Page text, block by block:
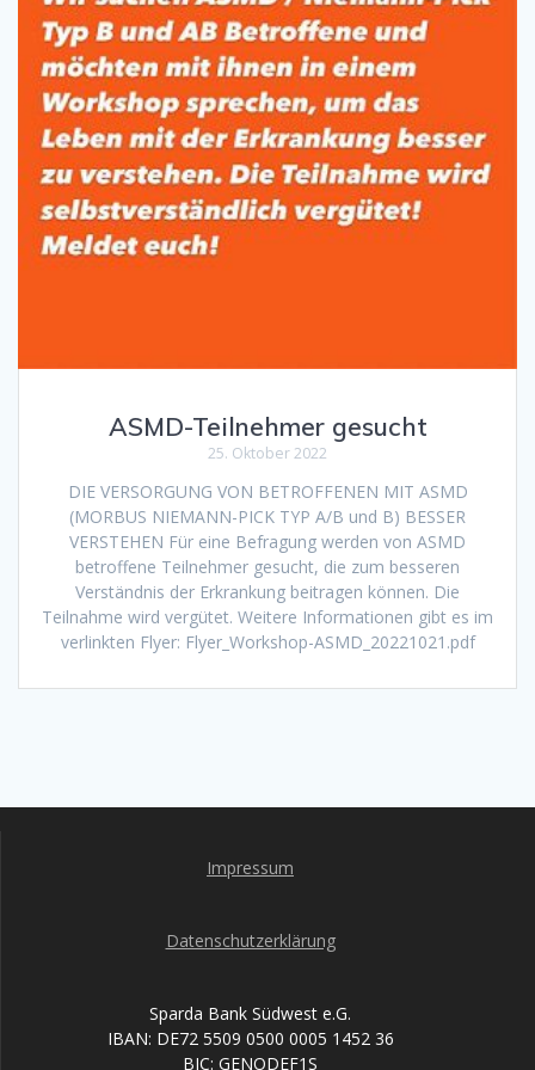
ASMD-Teilnehmer gesucht
25. Oktober 2022
DIE VERSORGUNG VON BETROFFENEN MIT ASMD
(MORBUS NIEMANN-PICK TYP A/B und B) BESSER
VERSTEHEN Für eine Befragung werden von ASMD
betroffene Teilnehmer gesucht, die zum besseren
Verständnis der Erkrankung beitragen können. Die
Teilnahme wird vergütet. Weitere Informationen gibt es im
verlinkten Flyer: Flyer_Workshop-ASMD_20221021.pdf
Impressum
Datenschutzerklärung
Sparda Bank Südwest e.G.
IBAN: DE72 5509 0500 0005 1452 36
BIC: GENODEF1S